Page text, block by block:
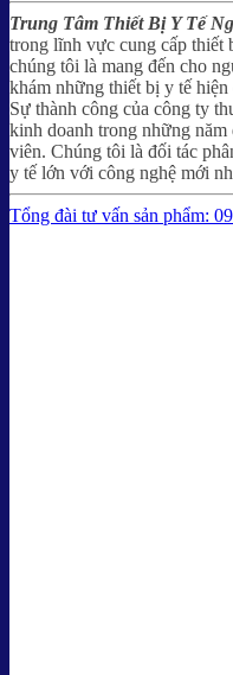
Trung Tâm Thiết Bị Y Tế
trong lĩnh vực cung cấp thiết
chúng tôi là mang đến cho
khám những thiết bị y tế
Sự thành công của công ty
kinh doanh trong những năm
viên. Chúng tôi là đối tác
y tế lớn với công nghệ mới
Tổng đài tư vấn sản phẩm: